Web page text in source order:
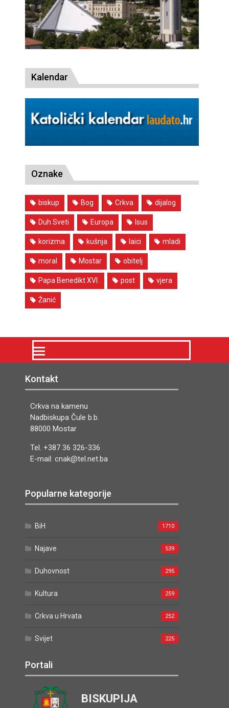
Kalendar
Oznake
biskup Bog Crkva dijalog
Duh Sveti Europa Isus
korizma kušnja laici mladi
moral Mostar obitelj
Papa Benedikt XVI. post vjera
Žanić
Kontakt
Crkva na kamenu
Nadbiskupa Čule b.b.
88000 Mostar
Tel. +387 36 326-336
E-mail: cnak@tel.net.ba
Popularne kategorije
BiH 1710
Najave 539
Duhovnost 295
Kultura 259
Crkva u Hrvata 252
Svijet 225
Portali
BISKUPIJA